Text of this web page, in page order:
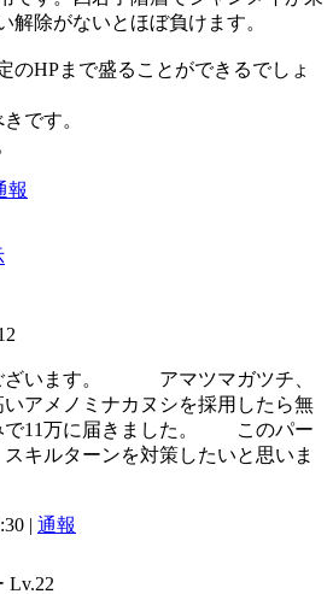
解除がないとほぼ負けます。
のHPまで盛ることができるでしょ
です。
報
ざいます。 アマツマガツチ、
いアメノミナカヌシを採用したら無
で11万に届きました。 このパー
キルターンを対策したいと思いま
| 通報
Lv.22